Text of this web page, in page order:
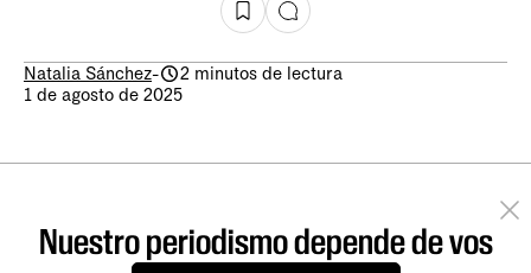
Natalia Sánchez-
2 minutos de lectura
1 de agosto de 2025
Nuestro periodismo depende de vos